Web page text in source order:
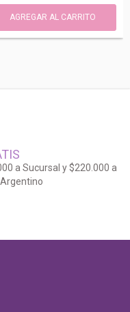
a Sucursal y $220.000 a